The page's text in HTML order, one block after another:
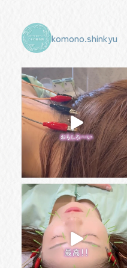
komono.shinkyu